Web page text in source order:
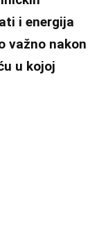
i energija
važno nakon
u kojoj